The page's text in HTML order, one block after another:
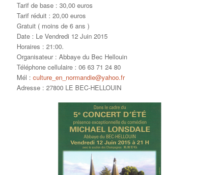
Tarif de base: 30,00 euros
Tarif réduit: 20,00 euros
Gratuit ( moins de 6 ans )
Date: Le Vendredi 12 Juin 2015
Horaires : 21:00.
Organisateur: Abbaye du Bec Hellouin
Téléphone cellulaire: 06 63 71 24 80
Mél : culture_en_normandie@yahoo.fr
Adresse: 27800 LE BEC-HELLOUIN